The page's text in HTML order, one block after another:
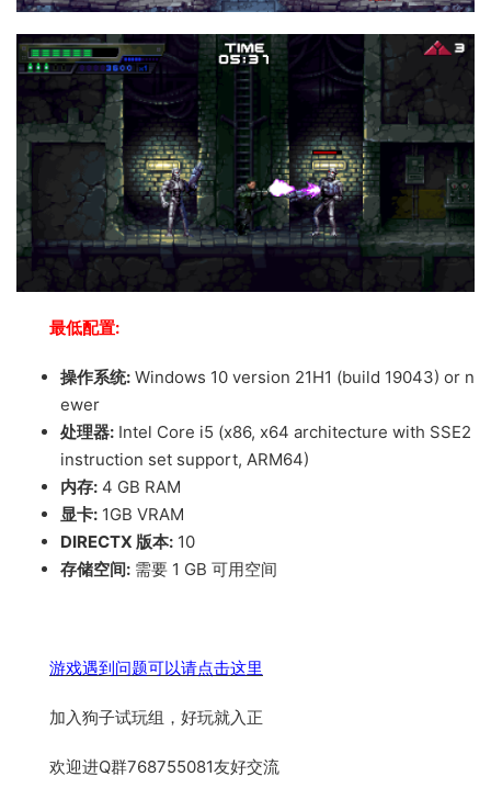
最低配置:
操作系统: Windows 10 version 21H1 (build 19043) or n
ewer
处理器: Intel Core i5 (x86, x64 architecture with SSE2
instruction set support, ARM64)
内存: 4 GB RAM
显卡: 1GB VRAM
DIRECTX 版本: 10
存储空间: 需要 1 GB 可用空间
游戏遇到问题可以请点击这里
加入狗子试玩组，好玩就入正
欢迎进Q群768755081友好交流